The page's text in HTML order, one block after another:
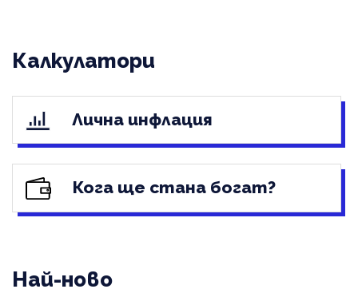
Калкулатори
Лична инфлация
Кога ще стана богат?
Най-ново